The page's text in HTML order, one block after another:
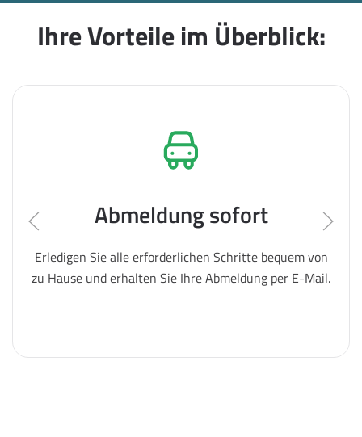
Ihre Vorteile im Überblick:
Abmeldung sofort
Erledigen Sie alle erforderlichen Schritte bequem von
zu Hause und erhalten Sie Ihre Abmeldung per E-Mail.